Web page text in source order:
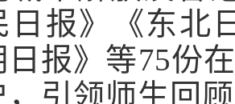
日报》《东
日报》等75份
，引领师生回